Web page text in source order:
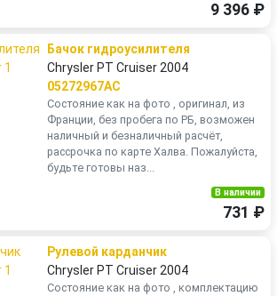
9 396 ₽
Бачок гидроусилителя
Chrysler PT Cruiser 2004
05272967AC
Состояние как на фото , оригинал, из
Франции, без пробега по РБ, возможен
наличный и безналичный расчёт,
рассрочка по карте Халва. Пожалуйста,
будьте готовы наз...
В наличии
731 ₽
Рулевой карданчик
Chrysler PT Cruiser 2004
Состояние как на фото , комплектацию